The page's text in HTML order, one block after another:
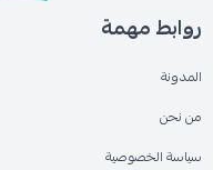
روابط مهمة
المدونة
من نحن
سياسة الخصوصية